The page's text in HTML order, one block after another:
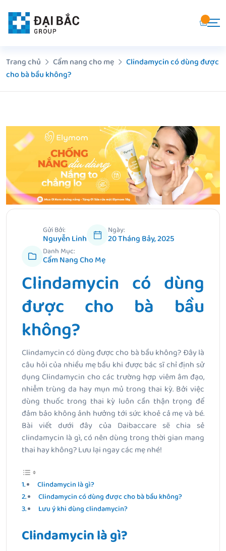
đến
nội
Trang chủ
Cẩm nang cho mẹ
Clindamycin có dùng được
cho bà bầu không?
Gửi Bởi:
Nguyễn Linh
Ngày:
20 Tháng Bảy, 2025
Danh Mục:
Cẩm Nang Cho Mẹ
Clindamycin có dùng
được cho bà bầu
không?
Clindamycin có dùng được cho bà bầu không?Đây là
câu hỏi của nhiều mẹ bầu khi được bác sĩ chỉ định sử
dụng Clindamycin cho các trường hợp viêm âm đạo,
nhiễm trùng da hay mụn mủ trong thai kỳ. Bởi việc
dùng thuốc trong thai kỳ luôn cần thận trọng để
đảm bảo không ảnh hưởng tới sức khoẻ cả mẹ và bé.
Bài viết dưới đây của Daibaccare sẽ chia sẻ
clindamycin là gì, có nên dùng trong thời gian mang
thai hay không? Lưu lại ngay các mẹ nhé!
Clindamycin là gì?
Clindamycin có dùng được cho bà bầu không?
Lưu ý khi dùng clindamycin?
Clindamycin là gì?